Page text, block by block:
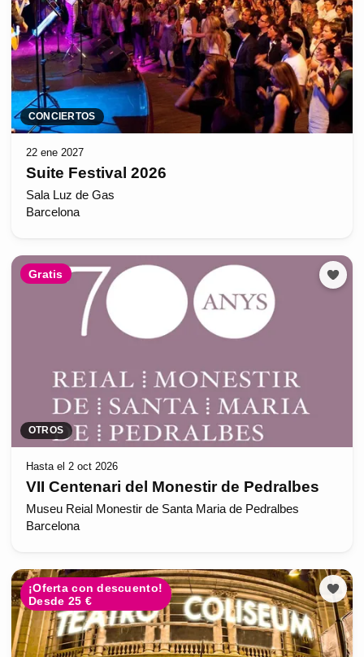
CONCIERTOS
22 ene 2027
Suite Festival 2026
Sala Luz de Gas
Barcelona
Gratis
OTROS
Hasta el 2 oct 2026
VII Centenari del Monestir de Pedralbes
Museu Reial Monestir de Santa Maria de Pedralbes
Barcelona
¡Oferta con descuento!
Desde 25 €